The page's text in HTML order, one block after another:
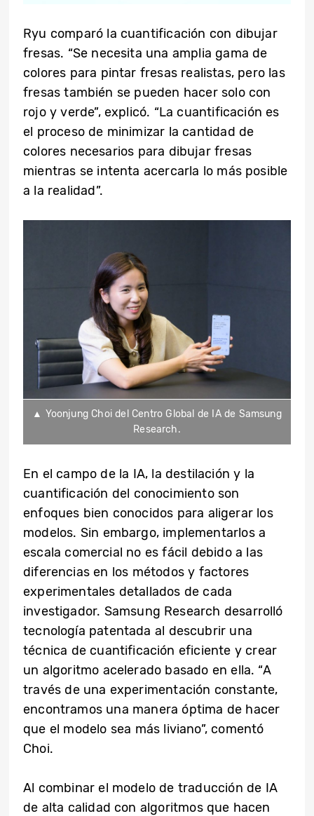
Ryu comparó la cuantificación con dibujar
fresas. “Se necesita una amplia gama de
colores para pintar fresas realistas, pero las
fresas también se pueden hacer solo con
rojo y verde”, explicó. “La cuantificación es
el proceso de minimizar la cantidad de
colores necesarios para dibujar fresas
mientras se intenta acercarla lo más posible
a la realidad”.
▲ Yoonjung Choi del Centro Global de IA de Samsung
Research.
En el campo de la IA, la destilación y la
cuantificación del conocimiento son
enfoques bien conocidos para aligerar los
modelos. Sin embargo, implementarlos a
escala comercial no es fácil debido a las
diferencias en los métodos y factores
experimentales detallados de cada
investigador. Samsung Research desarrolló
tecnología patentada al descubrir una
técnica de cuantificación eficiente y crear
un algoritmo acelerado basado en ella. “A
través de una experimentación constante,
encontramos una manera óptima de hacer
que el modelo sea más liviano”, comentó
Choi.
Al combinar el modelo de traducción de IA
de alta calidad con algoritmos que hacen